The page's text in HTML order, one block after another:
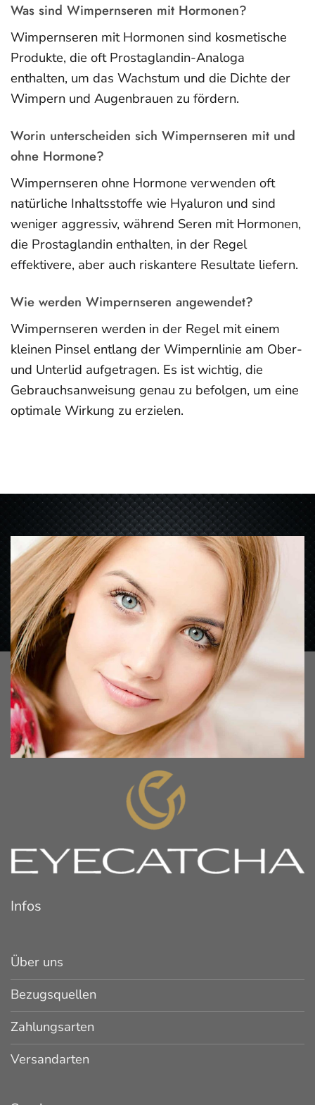
Was sind Wimpernseren mit Hormonen?
Wimpernseren mit Hormonen sind kosmetische
Produkte, die oft Prostaglandin-Analoga
enthalten, um das Wachstum und die Dichte der
Wimpern und Augenbrauen zu fördern.
Worin unterscheiden sich Wimpernseren mit und
ohne Hormone?
Wimpernseren ohne Hormone verwenden oft
natürliche Inhaltsstoffe wie Hyaluron und sind
weniger aggressiv, während Seren mit Hormonen,
die Prostaglandin enthalten, in der Regel
effektivere, aber auch riskantere Resultate liefern.
Wie werden Wimpernseren angewendet?
Wimpernseren werden in der Regel mit einem
kleinen Pinsel entlang der Wimpernlinie am Ober-
und Unterlid aufgetragen. Es ist wichtig, die
Gebrauchsanweisung genau zu befolgen, um eine
optimale Wirkung zu erzielen.
Infos
Über uns
Bezugsquellen
Zahlungsarten
Versandarten